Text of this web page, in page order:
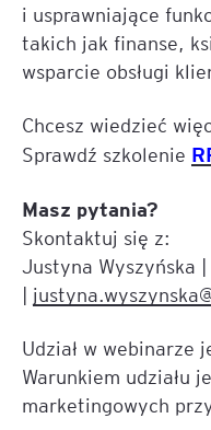
i usprawniające
takich jak finanse,
wsparcie obsługi
Chcesz wiedzieć
Sprawdź szkolenie
Masz pytania?
Skontaktuj się z:
Justyna Wyszyńska
|
Udział w webinarze
Warunkiem udziału
marketingowych